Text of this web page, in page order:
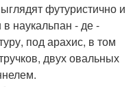
футуристично и
наукальпан - де -
под арахис, в том
двух овальных